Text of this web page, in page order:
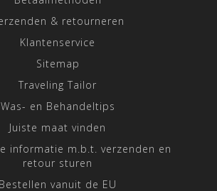
& retourneren
Klantenservice
Sitemap
Traveling Tailor
Was- en Behandeltips
Juiste maat vinden
informatie m.b.t. verzenden en
retour sturen
Bestellen vanuit de EU